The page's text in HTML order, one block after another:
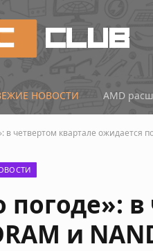
НОВОСТИ AMD
в четвертом квартале
погоде»:
и